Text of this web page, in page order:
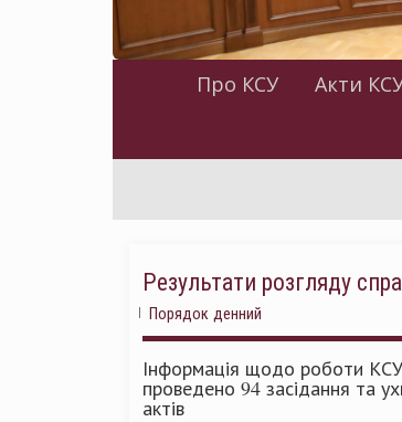
Про КСУ Акти
Результати розгляду
Порядок денний
Інформація щодо роботи
проведено 94 засідання та
актів